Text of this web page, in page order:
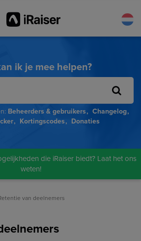
ik je mee helpen?
Beheerders & gebruikers
Changelog
Kortingscodes Donaties
die iRaiser biedt? Laat het ons
weten!
van deelnemers